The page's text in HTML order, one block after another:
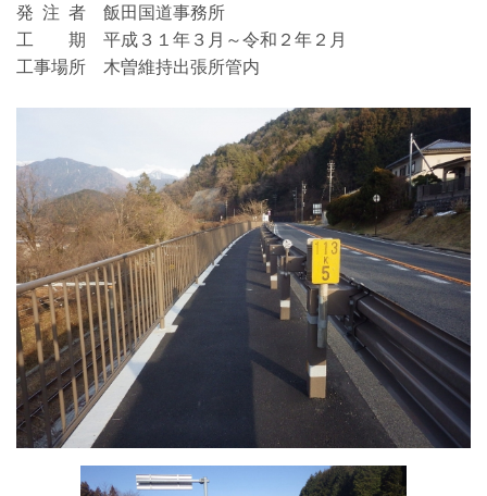
発 注 者 飯田国道事務所
工 期 平成３１年３月～令和２年２月
工事場所 木曽維持出張所管内